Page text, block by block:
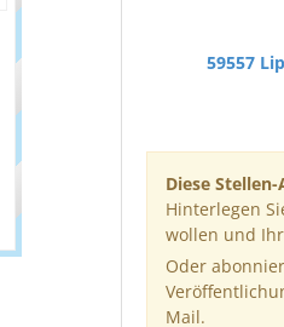
59557
Diese
Hinterlegen
wollen und
Oder
Mail.